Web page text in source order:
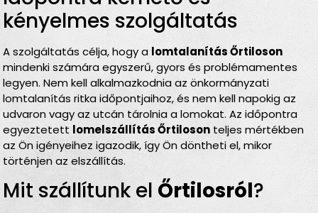
kényelmes szolgáltatás
A szolgáltatás célja, hogy a lomtalanítás Őrtiloson
mindenki számára egyszerű, gyors és problémamentes
legyen. Nem kell alkalmazkodnia az önkormányzati
lomtalanítás ritka időpontjaihoz, és nem kell napokig az
udvaron vagy az utcán tárolnia a lomokat. Az időpontra
egyeztetett lomelszállítás Őrtiloson teljes mértékben
az Ön igényeihez igazodik, így Ön döntheti el, mikor
történjen az elszállítás.
Mit szállítunk el Őrtilosról?